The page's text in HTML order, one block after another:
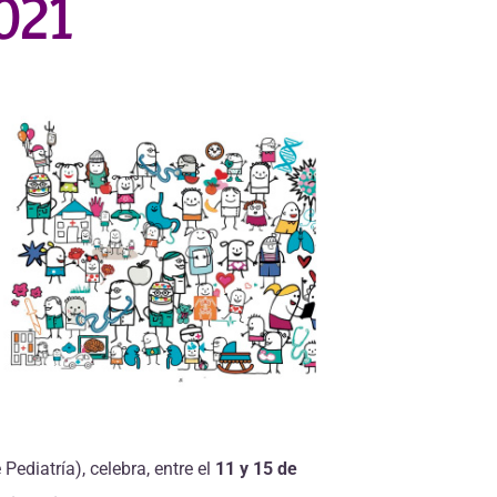
celebra, entre el 11 y 15 de